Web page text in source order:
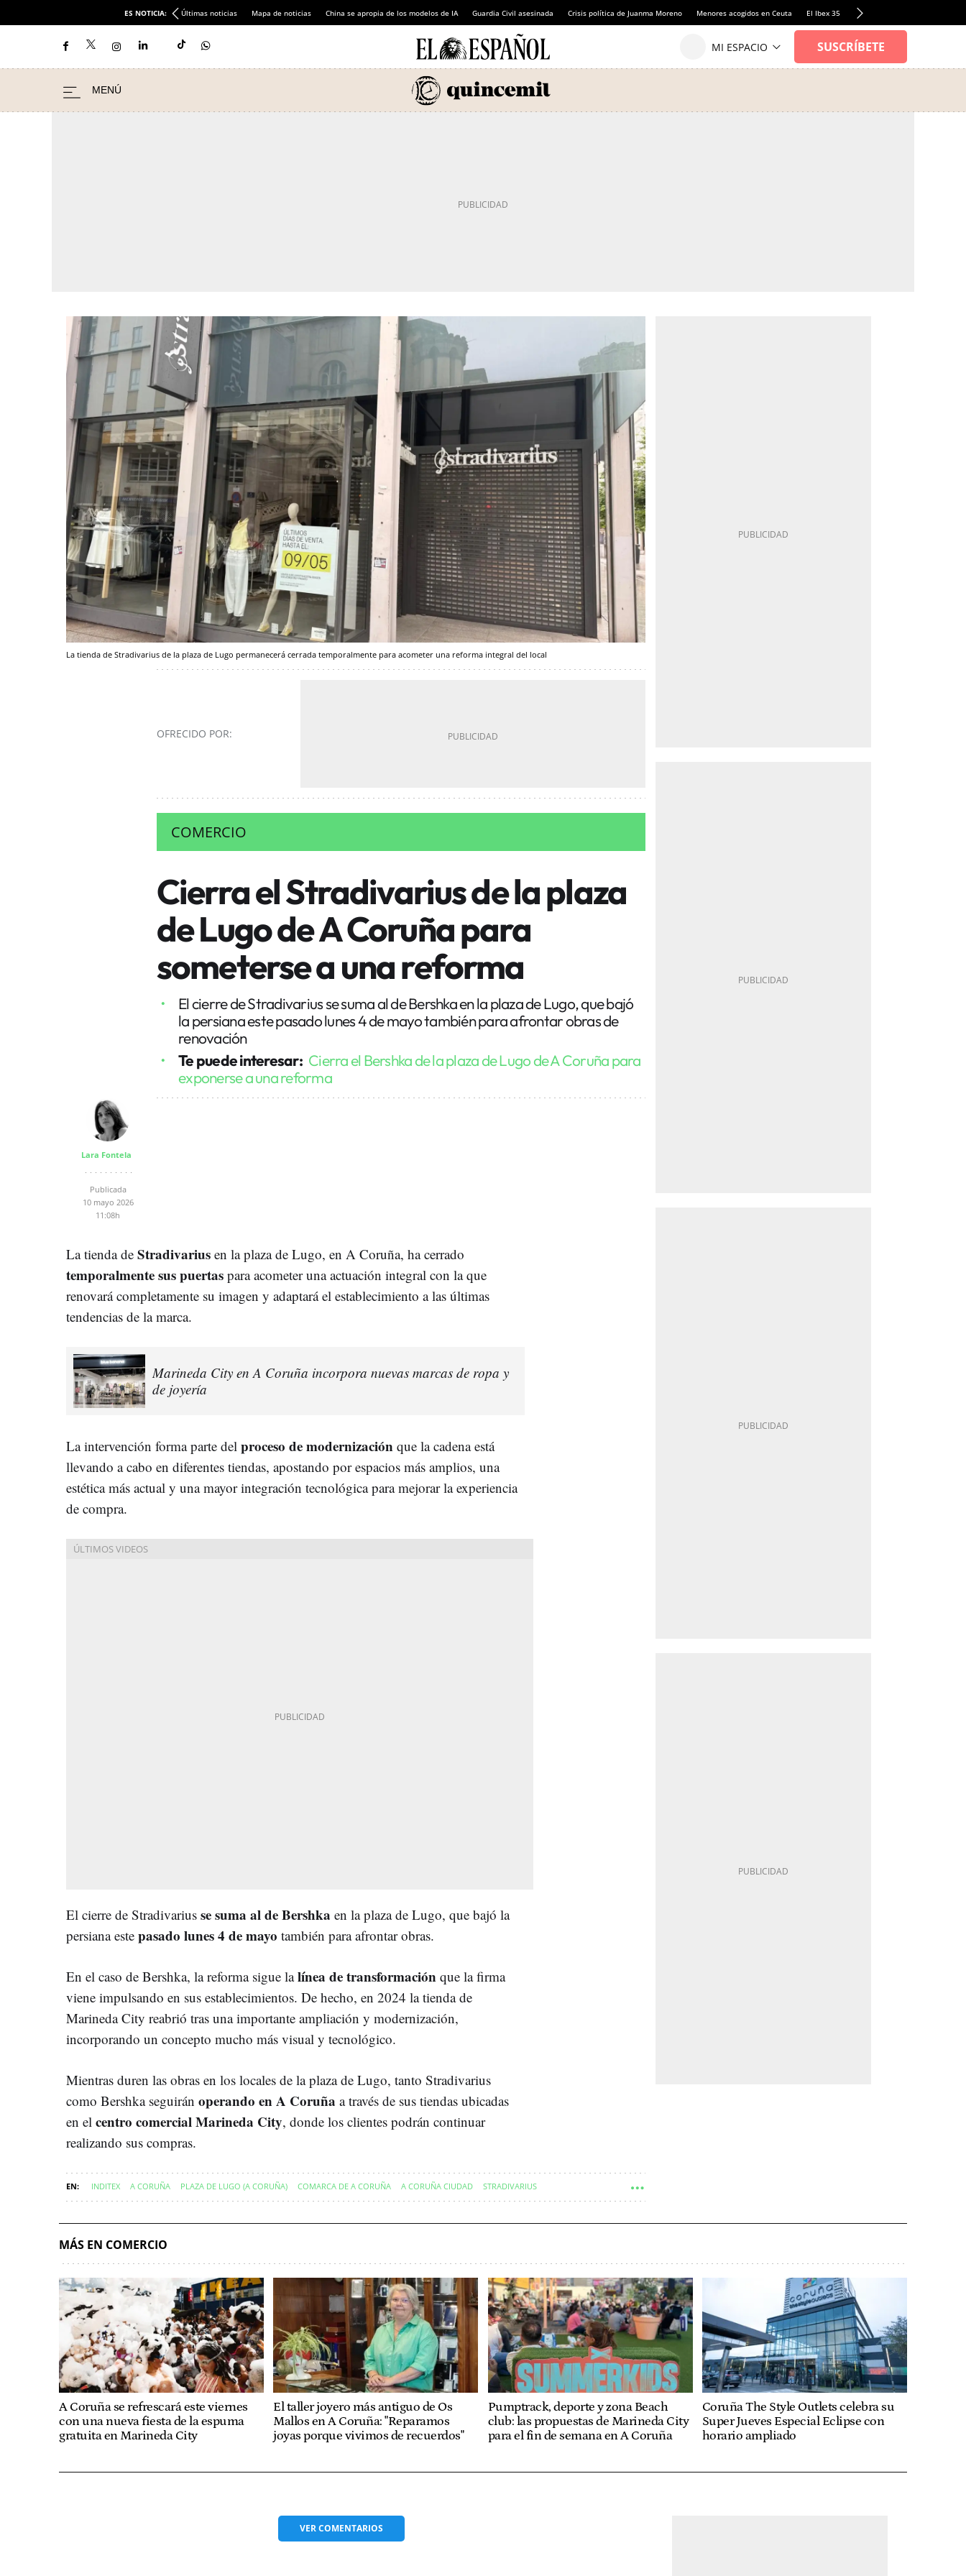
ES NOTICIA: Últimas noticias Mapa de noticias China se apropia de los modelos de IA Guardia Civil asesinada Crisis política de Juanma Moreno Menores acogidos en Ceuta El Ibex 35 Llamadas de alerta Sánchez
La tienda de Stradivarius de la plaza de Lugo permanecerá cerrada temporalmente para acometer una reforma integral del local
OFRECIDO POR:
COMERCIO
Cierra el Stradivarius de la plaza
de Lugo de A Coruña para
someterse a una reforma
El cierre de Stradivarius se suma al de Bershka en la plaza de Lugo, que bajó
la persiana este pasado lunes 4 de mayo también para afrontar obras de
renovación
Te puede interesar: Cierra el Bershka de la plaza de Lugo de A Coruña para
exponerse a una reforma
Lara Fontela
Publicada
10 mayo 2026
11:08h
La tienda de Stradivarius en la plaza de Lugo, en A Coruña, ha cerrado
temporalmente sus puertas para acometer una actuación integral con la que
renovará completamente su imagen y adaptará el establecimiento a las últimas
tendencias de la marca.
Marineda City en A Coruña incorpora nuevas marcas de ropa y
de joyería
La intervención forma parte del proceso de modernización que la cadena está
llevando a cabo en diferentes tiendas, apostando por espacios más amplios, una
estética más actual y una mayor integración tecnológica para mejorar la experiencia
de compra.
El cierre de Stradivarius se suma al de Bershka en la plaza de Lugo, que bajó la
persiana este pasado lunes 4 de mayo también para afrontar obras.
En el caso de Bershka, la reforma sigue lalínea de transformación que la firma
viene impulsando en sus establecimientos. De hecho, en 2024 la tienda de
Marineda City reabrió tras una importante ampliación y modernización,
incorporando un concepto mucho más visual y tecnológico.
Mientras duren las obras en los locales de la plaza de Lugo, tanto Stradivarius
como Bershka seguirán operando en A Coruña a través de sus tiendas ubicadas
en el centro comercial Marineda City, donde los clientes podrán continuar
realizando sus compras.
INDITEX A CORUÑA PLAZA DE LUGO (A CORUÑA) COMARCA DE A CORUÑA A CORUÑA CIUDAD STRADIVARIUS
MÁS EN COMERCIO
A Coruña se refrescará este viernes
con una nueva fiesta de la espuma
gratuita en Marineda City
El taller joyero más antiguo de Os
Mallos en A Coruña: "Reparamos
joyas porque vivimos de recuerdos"
Pumptrack, deporte y zona Beach
club: las propuestas de Marineda City
para el fin de semana en A Coruña
Coruña The Style Outlets celebra su
Super Jueves Especial Eclipse con
horario ampliado
VERCOMENTARIOS